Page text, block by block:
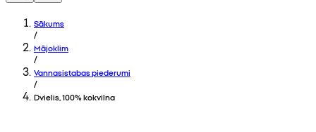
Sākums
/
Mājoklim
/
Vannasistabas piederumi
/
Dvielis, 100% kokvilna